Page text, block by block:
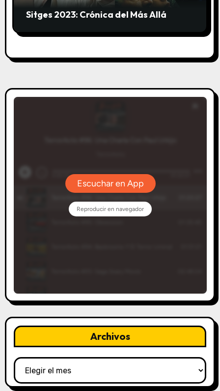
Sitges 2023: Crónica del Más Allá
Archivos
Archivos